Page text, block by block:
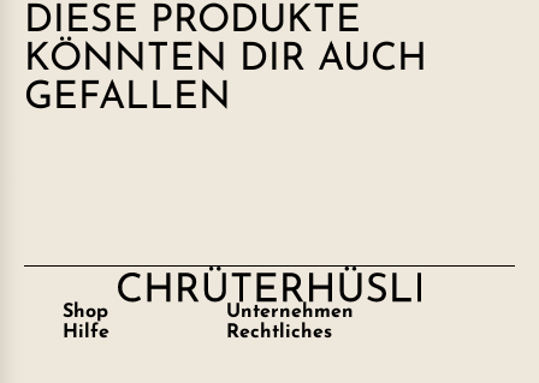
DIESE PRODUKTE
KÖNNTEN DIR AUCH
GEFALLEN
Shop
Unternehmen
Hilfe
Rechtliches